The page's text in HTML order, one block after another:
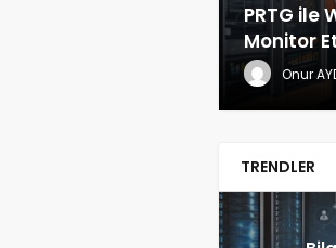
PRTG ile
Monitor
Onur
TRENDLER